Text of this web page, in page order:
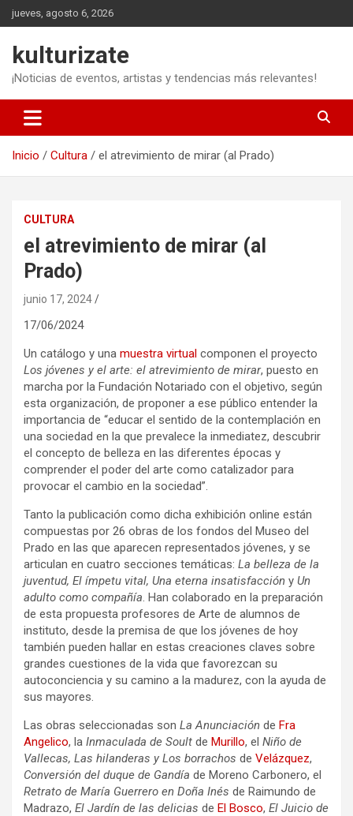
Saltar
al
jueves, agosto 6, 2026
kulturizate
¡Noticias de eventos, artistas y tendencias más relevantes!
Inicio Cultura el atrevimiento de mirar (al Prado)
CULTURA
el atrevimiento de mirar (al
Prado)
junio 17, 2024
17/06/2024
Un catálogo y una muestra virtual componen el proyecto
Los jóvenes y el arte: el atrevimiento de mirar, puesto en
marcha por la Fundación Notariado con el objetivo, según
esta organización, de proponer a ese público entender la
importancia de “educar el sentido de la contemplación en
una sociedad en la que prevalece la inmediatez, descubrir
el concepto de belleza en las diferentes épocas y
comprender el poder del arte como catalizador para
provocar el cambio en la sociedad”.
Tanto la publicación como dicha exhibición online están
compuestas por 26 obras de los fondos del Museo del
Prado en las que aparecen representados jóvenes, y se
articulan en cuatro secciones temáticas: La belleza de la
juventud, El ímpetu vital, Una eterna insatisfacción y Un
adulto como compañía. Han colaborado en la preparación
de esta propuesta profesores de Arte de alumnos de
instituto, desde la premisa de que los jóvenes de hoy
también pueden hallar en estas creaciones claves sobre
grandes cuestiones de la vida que favorezcan su
autoconciencia y su camino a la madurez, con la ayuda de
sus mayores.
Las obras seleccionadas son La Anunciación de Fra
Angelico, la Inmaculada de Soult de Murillo, el Niño de
Vallecas, Las hilanderas y Los borrachos de Velázquez,
Conversión del duque de Gandía de Moreno Carbonero, el
Retrato de María Guerrero en Doña Inés de Raimundo de
Madrazo, El Jardín de las delicias de El Bosco, El Juicio de